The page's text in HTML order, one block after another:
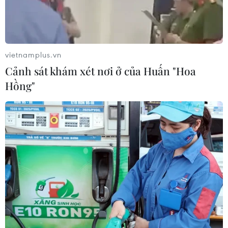
Triều Tiên mở đường bay Bình
Nhưỡng-Wonsan Kalma thúc đẩy du
Giá vàng ngày 6/8: Bảng giá tại các
công ty vàng bạc đá quý
06/08/2026 01:54
Giá dầu thô biến động nhẹ khi triển
vọng đàm phán Trung Đông vẫn khó
đoán
06/08/2026 00:26
vietnamplus.vn
Cảnh sát khám xét nơi ở của Huấn "Hoa
Hồng"